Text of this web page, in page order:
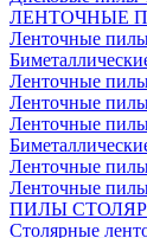
ЛЕНТОЧНЫЕ
Ленточные
Ленточные
Ленточные
Ленточные
Ленточные
Ленточные
ПИЛЫ
Столярные